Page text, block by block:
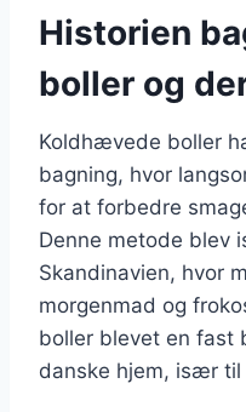
Historien
boller og
Koldhævede boller
bagning, hvor
for at forbedre
Denne metode blev
Skandinavien, hvor
morgenmad og
boller blevet en fast
danske hjem, især til